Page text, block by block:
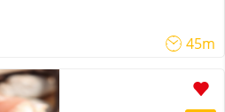
45m